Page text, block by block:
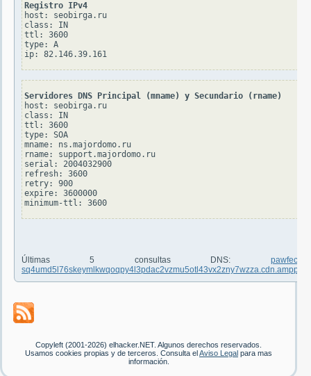
Registro IPv4
host: seobirga.ru
class: IN
ttl: 3600
type: A
Servidores DNS Principal (mname) y Secundario (rname)
host: seobirga.ru
class: IN
ttl: 3600
type: SOA
mname: ns.majordomo.ru
rname: support.majordomo.ru
serial: 2004032900
refresh: 3600
retry: 900
expire: 3600000
Últimas 5 consultas DNS:
Copyleft (2001-2026) elhacker.NET. Algunos derechos reservados.
Usamos cookies propias y de terceros. Consulta el Aviso Legal para mas
información.